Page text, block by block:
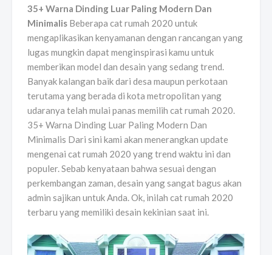
35+ Warna Dinding Luar Paling Modern Dan
Minimalis Beberapa cat rumah 2020 untuk
mengaplikasikan kenyamanan dengan rancangan yang
lugas mungkin dapat menginspirasi kamu untuk
memberikan model dan desain yang sedang trend.
Banyak kalangan baik dari desa maupun perkotaan
terutama yang berada di kota metropolitan yang
udaranya telah mulai panas memilih cat rumah 2020.
35+ Warna Dinding Luar Paling Modern Dan
Minimalis Dari sini kami akan menerangkan update
mengenai cat rumah 2020 yang trend waktu ini dan
populer. Sebab kenyataan bahwa sesuai dengan
perkembangan zaman, desain yang sangat bagus akan
admin sajikan untuk Anda. Ok, inilah cat rumah 2020
terbaru yang memiliki desain kekinian saat ini.